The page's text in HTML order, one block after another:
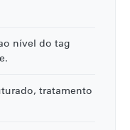
nível do tag
tratamento